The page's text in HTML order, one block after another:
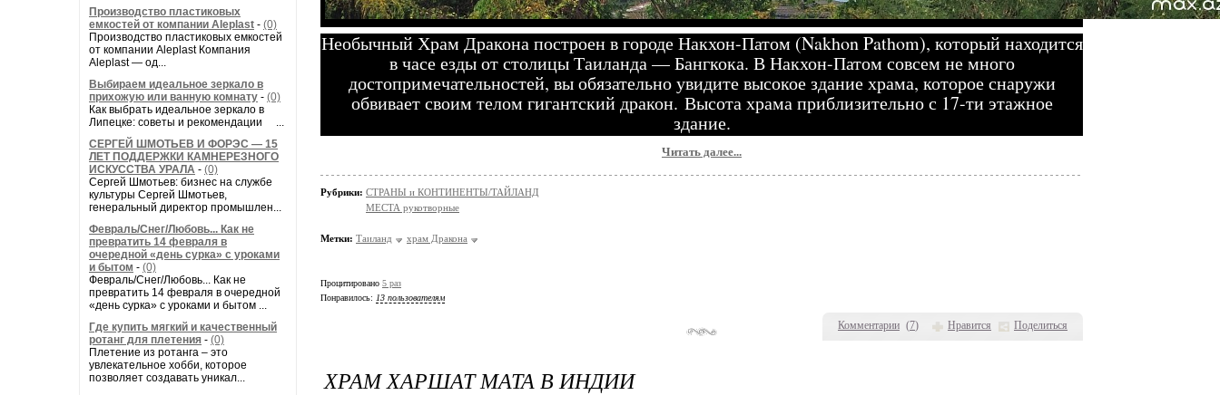
Производство пластиковых
емкостей от компании Aleplast - (0)
Производство пластиковых емкостей
от компании Aleplast Компания
Aleplast — од...
Выбираем идеальное зеркало в
прихожую или ванную комнату - (0)
Как выбрать идеальное зеркало в
Липецке: советы и рекомендации ...
СЕРГЕЙ ШМОТЬЕВ И ФОРЭС — 15
ЛЕТ ПОДДЕРЖКИ КАМНЕРЕЗНОГО
ИСКУССТВА УРАЛА - (0)
Сергей Шмотьев: бизнес на службе
культуры Сергей Шмотьев,
генеральный директор промышлен...
Февраль/Снег/Любовь... Как не
превратить 14 февраля в
очередной «день сурка» с уроками
и бытом - (0)
Февраль/Снег/Любовь... Как не
превратить 14 февраля в очередной
«день сурка» с уроками и бытом ...
Где купить мягкий и качественный
ротанг для плетения - (0)
Плетение из ротанга – это
увлекательное хобби, которое
позволяет создавать уникал...
Комментарии (7) Нравится Поделиться
Необычный Храм Дракона построен в городе Накхон-Патом (Nakhon Pathom), который находится
в часе езды от столицы Таиланда — Бангкока. В Накхон-Патом совсем не много
достопримечательностей, вы обязательно увидите высокое здание храма, которое снаружи
обвивает своим телом гигантский дракон. Высота храма приблизительно с 17-ти этажное
здание.
Читать далее...
Рубрики: СТРАНЫ и КОНТИНЕНТЫ/ТАЙЛАНД
МЕСТА рукотворные
Метки: Таиланд храм Дракона
Процитировано 5 раз
Понравилось: 13 пользователям
ХРАМ ХАРШАТ МАТА В ИНДИИ